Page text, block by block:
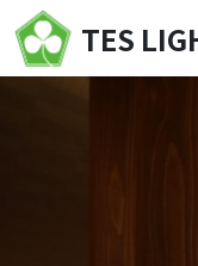
TES